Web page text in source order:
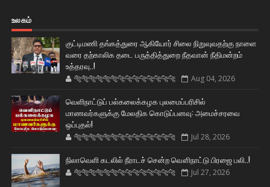
உலகம்
குட்டிமணி தங்கத்துரை ஆகியோர் சிலை நிறுவுவதற்கு நாளை
வரை தற்காலிக தடை பருத்தித்துறை நீதவான் நீதிமன்றம்
உத்தரவு..!
🐅🐅🐅🐅🐅🐅🐆🐆🐆🐆🐆🐆🐆🐆 Aug 04, 2026
வெளிநாட்டுப் பல்கலைக்கழக புலமைப்பரிசில்
மாணவர்களுக்கு மேலதிக கொடுப்பனவு: அமைச்சரவை
ஒப்புதல்!
🐅🐅🐅🐅🐅🐅🐆🐆🐆🐆🐆🐆🐆🐆 Jul 28, 2026
நிலாவெளி கடலில் நீராடச் சென்ற வௌிநாட்டு பிரஜை பலி..!
🐅🐅🐅🐅🐅🐅🐆🐆🐆🐆🐆🐆🐆🐆 Jul 27, 2026